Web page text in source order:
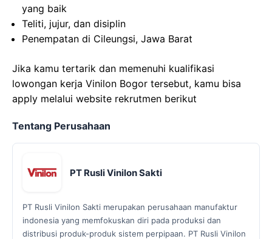
yang baik
Teliti, jujur, dan disiplin
Penempatan di Cileungsi, Jawa Barat
Jika kamu tertarik dan memenuhi kualifikasi
lowongan kerja Vinilon Bogor tersebut, kamu bisa
apply melalui website rekrutmen berikut
Tentang Perusahaan
PT Rusli Vinilon Sakti
PT Rusli Vinilon Sakti merupakan perusahaan manufaktur
indonesia yang memfokuskan diri pada produksi dan
distribusi produk-produk sistem perpipaan. PT Rusli Vinilon